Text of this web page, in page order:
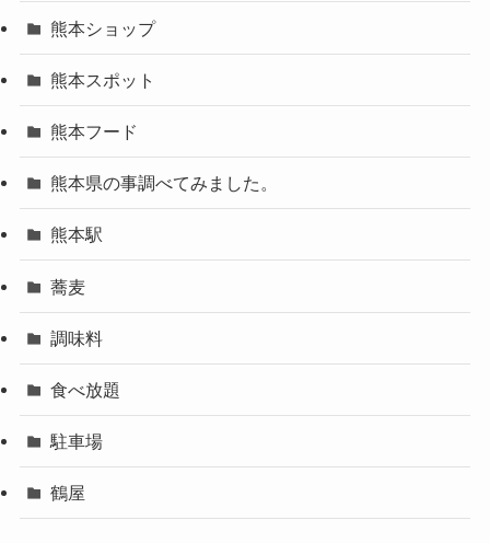
熊本ショップ
熊本スポット
熊本フード
熊本県の事調べてみました。
熊本駅
蕎麦
調味料
食べ放題
駐車場
鶴屋